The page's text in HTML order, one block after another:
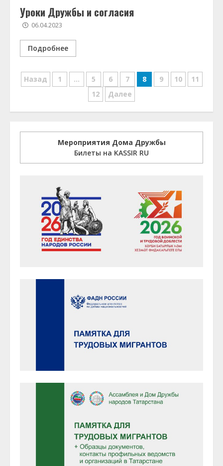
Уроки Дружбы и согласия
06.04.2023
Подробнее
Навигация
записям
Назад 1 … 5 6 7 8 9 10
11
12
Далее
Мероприятия Дома Дружбы
Билеты на KASSIR RU